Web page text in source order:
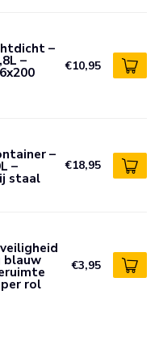
–
– €10,95
–
–
staal
€18,95
blauw
rol
€3,95